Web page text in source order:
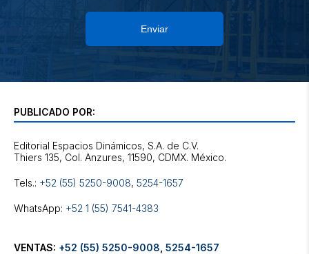
Enviar
PUBLICADO POR:
Editorial Espacios Dinámicos, S.A. de C.V.
Tels.: +52 (55) 5250-9008, 5254-1657
WhatsApp: +52 1 (55) 7541-4383
VENTAS: +52 (55) 5250-9008 5254-1657